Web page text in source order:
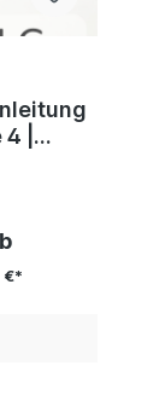
|
€*